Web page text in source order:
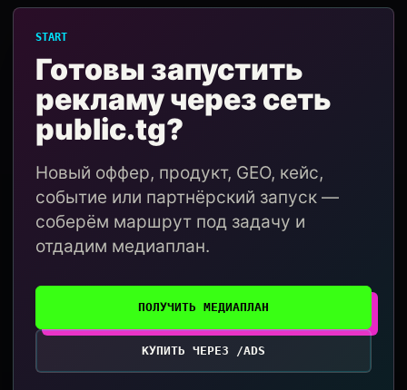
START
Готовы запустить
рекламу через сеть
public.tg?
Новый оффер, продукт, GEO, кейс,
событие или партнёрский запуск —
соберём маршрут под задачу и
отдадим медиаплан.
ПОЛУЧИТЬ МЕДИАПЛАН
КУПИТЬ ЧЕРЕЗ /ADS